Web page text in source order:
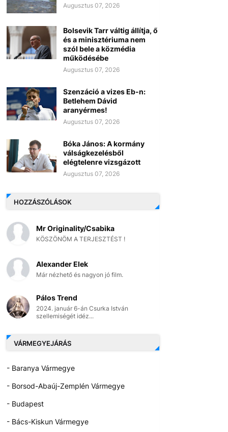
Augusztus 07, 2026
Bolsevik Tarr váltig állítja, ő
és a minisztériuma nem
szól bele a közmédia
működésébe
Augusztus 07, 2026
Szenzáció a vizes Eb-n:
Betlehem Dávid
aranyérmes!
Augusztus 07, 2026
Bóka János: A kormány
válságkezelésből
elégtelenre vizsgázott
Augusztus 07, 2026
HOZZÁSZÓLÁSOK
Mr Originality/Csabika
KÖSZÖNÖM A TERJESZTÉST !
Alexander Elek
Már nézhető és nagyon jó film.
Pálos Trend
2024. január 6-án Csurka István
szellemiségét idéz...
VÁRMEGYEJÁRÁS
- Baranya Vármegye
- Borsod-Abaúj-Zemplén Vármegye
- Budapest
- Bács-Kiskun Vármegye